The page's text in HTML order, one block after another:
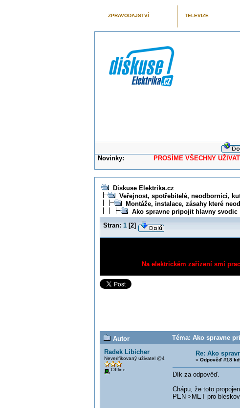
ZPRAVODAJSTVÍ TELEVIZE
Novinky: PROSÍME VŠECHNY
Diskuse Elektrika.cz
Veřejnost, spotřebitelé, neodborníci,
Montáže, instalace, zásahy které
Ako spravne pripojit hlavny svodic
Stran: 1[2]
Na elektrickém zařízení smí
Autor
Téma: Ako spravne
Radek Libicher
Neverifikovaný uživatel @4
Offline
Re: Ako
« Odpověď #18
Dík za odpověď.
Chápu, že toto
PEN->MET pro